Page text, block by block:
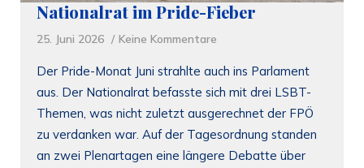
Nationalrat im Pride-Fieber
25. Juni 2026 Keine Kommentare
Der Pride-Monat Juni strahlte auch ins Parlament
aus. Der Nationalrat befasste sich mit drei LSBT-
Themen, was nicht zuletzt ausgerechnet der FPÖ
zu verdanken war. Auf der Tagesordnung standen
an zwei Plenartagen eine längere Debatte über